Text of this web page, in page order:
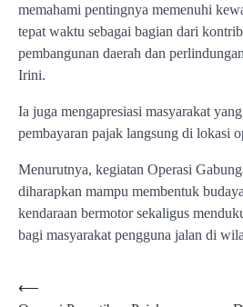
memahami pentingnya memenuhi
tepat waktu sebagai bagian dari
pembangunan daerah dan
Irini.
Ia juga mengapresiasi masyarakat
pembayaran pajak langsung di lokasi
Menurutnya, kegiatan Operasi
diharapkan mampu membentuk
kendaraan bermotor sekaligus
bagi masyarakat pengguna jalan di
Navigasi
⟵